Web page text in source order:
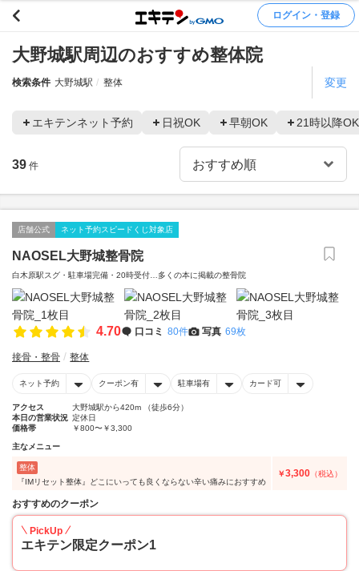
ログイン・登録
大野城駅周辺のおすすめ整体院
検索条件 大野城駅 整体 変更
エキテンネット予約 日祝OK 早朝OK 21時以降OK
39 件
店舗公式 ネット予約スピードくじ対象店
NAOSEL大野城整骨院
白木原駅スグ・駐車場完備・20時受付…多くの本に掲載の整骨院
4.70 口コミ 80件 写真 69枚
接骨・整骨 整体
ネット予約 クーポン有 駐車場有 カード可
アクセス
大野城駅から420m （徒歩6分）
本日の営業状況 定休日
価格帯
￥800〜￥3,300
主なメニュー
整体
『IMリセット整体』どこにいっても良くならない辛い痛みにおすすめ
￥3,300 （税込）
おすすめのクーポン
PickUp
エキテン限定クーポン1